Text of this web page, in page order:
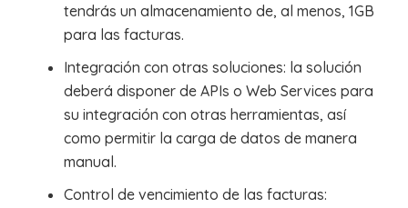
tendrás un almacenamiento de, al menos, 1GB
para las facturas.
Integración con otras soluciones: la solución
deberá disponer de APIs o Web Services para
su integración con otras herramientas, así
como permitir la carga de datos de manera
manual.
Control de vencimiento de las facturas: